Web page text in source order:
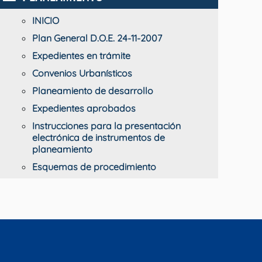
INICIO
Plan General D.O.E. 24-11-2007
Expedientes en trámite
Convenios Urbanísticos
Planeamiento de desarrollo
Expedientes aprobados
Instrucciones para la presentación
electrónica de instrumentos de
planeamiento
Esquemas de procedimiento